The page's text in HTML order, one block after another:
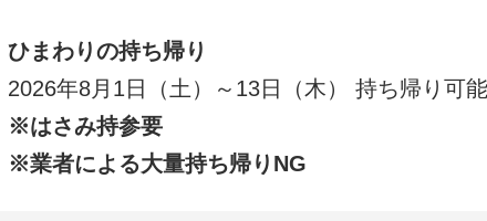
ひまわりの持ち帰り
2026年8月1日（土）～13日（木） 持ち帰り可
※はさみ持参要
※業者による大量持ち帰りNG